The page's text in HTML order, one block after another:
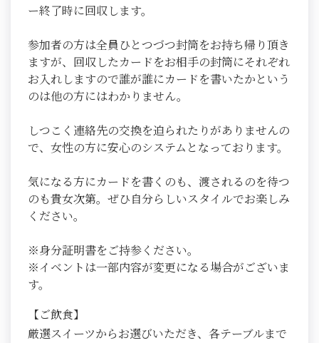
ー終了時に回収します。
参加者の方は全員ひとつづつ封筒をお持ち帰り頂き
ますが、回収したカードをお相手の封筒にそれぞれ
お入れしますので誰が誰にカードを書いたかという
のは他の方にはわかりません。
しつこく連絡先の交換を迫られたりがありませんの
で、女性の方に安心のシステムとなっております。
気になる方にカードを書くのも、渡されるのを待つ
のも貴女次第。ぜひ自分らしいスタイルでお楽しみ
ください。
※身分証明書をご持参ください。
※イベントは一部内容が変更になる場合がございま
す。
【ご飲食】
厳選スイーツからお選びいただき、各テーブルまで